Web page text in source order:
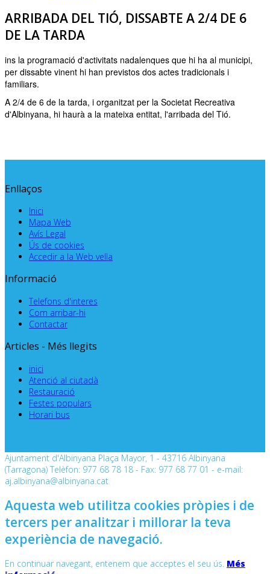
ARRIBADA DEL TIÓ, DISSABTE A 2/4 DE 6
DE LA TARDA
ins la programació d'activitats nadalenques que hi ha al municipi,
per dissabte vinent hi han previstos dos actes tradicionals i
familiars.
A 2/4 de 6 de la tarda, i organitzat per la Societat Recreativa
d'Albinyana, hi haurà a la mateixa entitat, l'arribada del Tió.
Enllaços
Inici
Mapa Web
Avís Legal
Ús de cookies
Accedir a la Web vella
Informació
Telefons d'interes
Com arribar-hi
Contactar
Articles - Més llegits
inici
Atenció al ciutadà
Restauració
Festes populars
Horari bus
Ajuntament d'Albinyana Plaça Mayor, 1 - 43716 Albinyana
(Tarragona) Telèfon: 977 68 78 18 - Fax: 977 68 77 01 - e-mail:
aj.albinyana@albinyana.cat
Aquesta web utilitza cookies pròpies i de
tercers per analitzar i millorar la teva
experiència de navegació.
En continuar navegant, entenem que acceptes el seu ús. Més